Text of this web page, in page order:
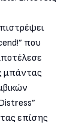
που
μπάντας
επίσης